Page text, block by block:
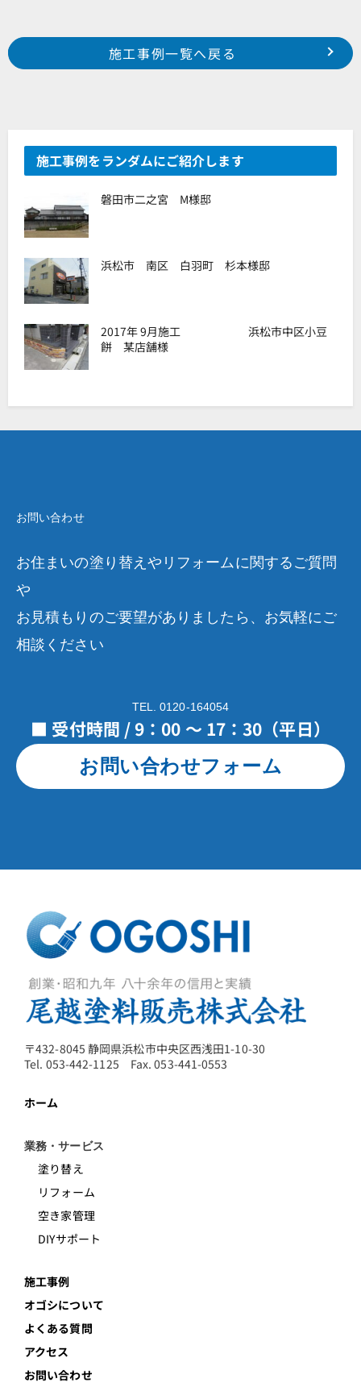
Prev
2024年6月施工 磐田市川袋町 T様邸
施工事例一覧へ戻る
施工事例をランダムにご紹介します
磐田市二之宮 M様邸
浜松市 南区 白羽町 杉本様邸
2017年 9月施工 浜松市中区小豆
餅 某店舗様
お問い合わせ
お住まいの塗り替えやリフォームに関するご質問
や
お見積もりのご要望がありましたら、お気軽にご
相談ください
TEL. 0120-164054
■ 受付時間 / 9：00 ～ 17：30（平日）
お問い合わせフォーム
〒432-8045 静岡県浜松市中央区西浅田1-10-30
Tel. 053-442-1125 Fax. 053-441-0553
ホーム
業務・サービス
塗り替え
リフォーム
空き家管理
DIYサポート
施工事例
オゴシについて
よくある質問
アクセス
お問い合わせ